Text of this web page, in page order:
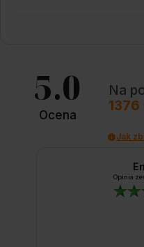
5.0
Ocena
Na
1376
Jak
Opinia